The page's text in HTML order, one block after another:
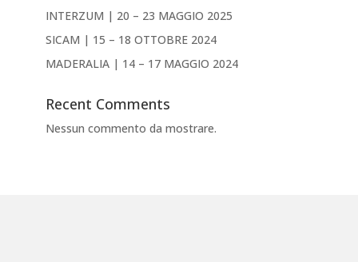
INTERZUM | 20 – 23 MAGGIO 2025
SICAM | 15 – 18 OTTOBRE 2024
MADERALIA | 14 – 17 MAGGIO 2024
Recent Comments
Nessun commento da mostrare.